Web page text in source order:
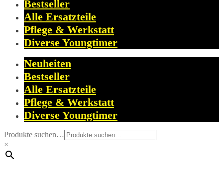
Bestseller
Alle Ersatzteile
Pflege & Werkstatt
Diverse Youngtimer
Neuheiten
Bestseller
Alle Ersatzteile
Pflege & Werkstatt
Diverse Youngtimer
Produkte suchen…
×